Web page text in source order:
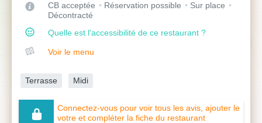
CB acceptée
Réservation possible
Sur place
Décontracté
Quelle est l'accessibilité de ce restaurant ?
Voir le menu
Terrasse Midi
Connectez-vous pour voir tous les avis, ajouter le
votre et compléter la fiche du restaurant